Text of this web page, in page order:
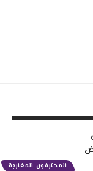
المحترفون المغاربة